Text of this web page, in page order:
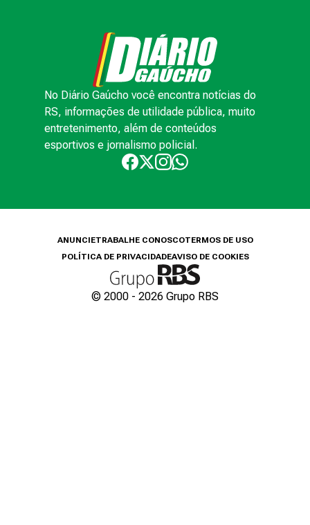
No Diário Gaúcho você encontra notícias do
RS, informações de utilidade pública, muito
entretenimento, além de conteúdos
esportivos e jornalismo policial.
ANUNCIETRABALHE CONOSCOTERMOS DE USO
POLÍTICA DE PRIVACIDADEAVISO DE COOKIES
© 2000 - 2026 Grupo RBS